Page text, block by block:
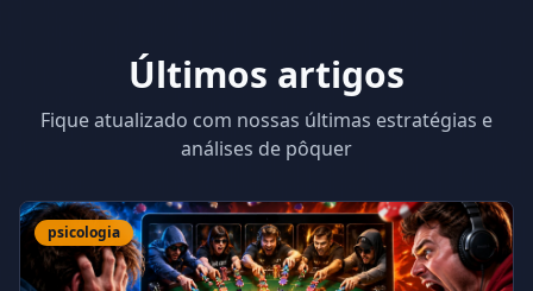
Últimos artigos
Fique atualizado com nossas últimas estratégias e
análises de pôquer
psicologia